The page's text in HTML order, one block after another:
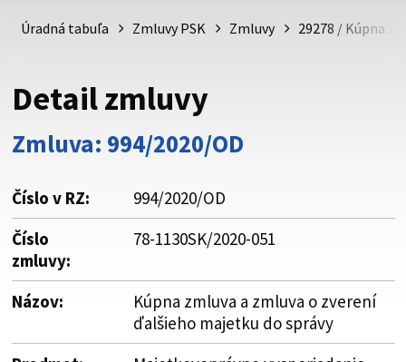
psk.sk.
Buďte pozorní a vždy sa uistite, že zdieľate informácie iba
cez zabezpečenú webovú stránku. Zabezpečená stránka
vždy začína https:// pred názvom domény webového sídla.
Úradná tabuľa Zmluvy PSK Zmluvy 29278 / Kúpna
Detail zmluvy
Zmluva: 994/2020/OD
Číslo v RZ:
994/2020/OD
Číslo
zmluvy:
78-1130SK/2020-051
Názov:
Kúpna zmluva a zmluva o zverení
ďalšieho majetku do správy